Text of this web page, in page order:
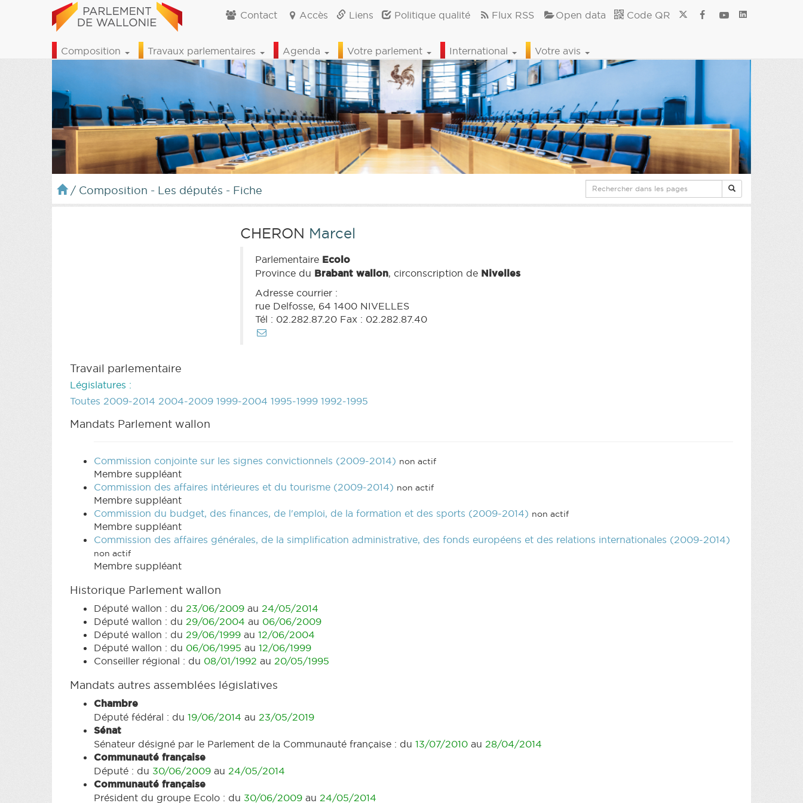
Contact Accès Liens Politique qualité Flux RSS Open data Code QR
Composition Travaux parlementaires Agenda Votre parlement International Votre avis
/ Composition - Les députés - Fiche
CHERON Marcel
Parlementaire Ecolo
Province du Brabant wallon, circonscription de Nivelles
Adresse courrier :
rue Delfosse, 64 1400 NIVELLES
Tél : 02.282.87.20 Fax : 02.282.87.40
Travail parlementaire
Législatures :
Toutes 2009-2014 2004-2009 1999-2004 1995-1999 1992-1995
Mandats Parlement wallon
Commission conjointe sur les signes convictionnels (2009-2014) non actif
Membre suppléant
Commission des affaires intérieures et du tourisme (2009-2014) non actif
Membre suppléant
Commission du budget, des finances, de l'emploi, de la formation et des sports (2009-2014) non actif
Membre suppléant
Commission des affaires générales, de la simplification administrative, des fonds européens et des relations internationales (2009-2014)
non actif
Membre suppléant
Historique Parlement wallon
Député wallon : du 23/06/2009 au 24/05/2014
Député wallon : du 29/06/2004 au 06/06/2009
Député wallon : du 29/06/1999 au 12/06/2004
Député wallon : du 06/06/1995 au 12/06/1999
Conseiller régional : du 08/01/1992 au 20/05/1995
Mandats autres assemblées législatives
Chambre
Député fédéral : du 19/06/2014 au 23/05/2019
Sénat
Sénateur désigné par le Parlement de la Communauté française : du 13/07/2010 au 28/04/2014
Communauté française
Député : du 30/06/2009 au 24/05/2014
Communauté française
Président du groupe Ecolo : du 30/06/2009 au 24/05/2014